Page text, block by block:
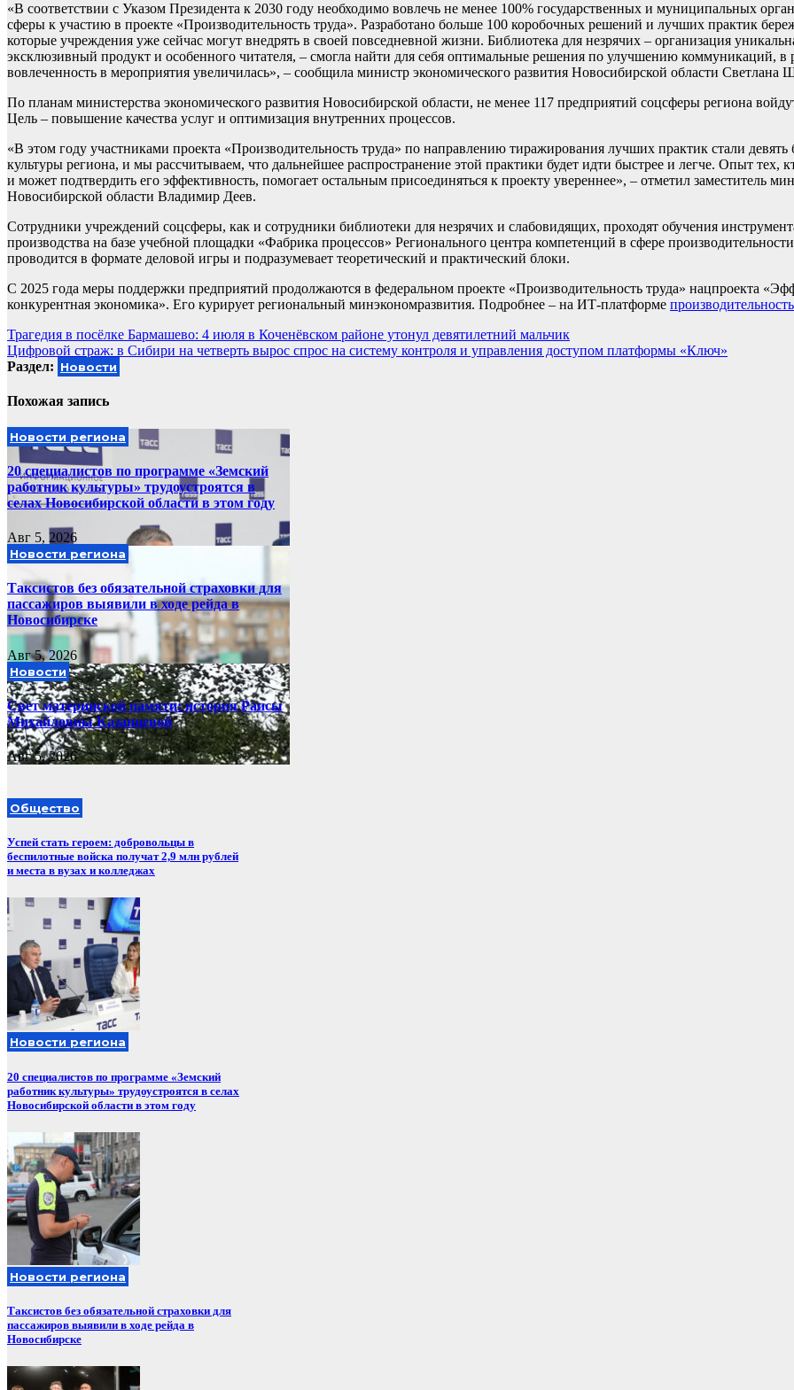
«В соответствии с Указом Президента к 2030 году необходимо вовлечь не менее 100% государственных и муниципальных
сферы к участию в проекте «Производительность труда». Разработано больше 100 коробочных решений и лучших практик
которые учреждения уже сейчас могут внедрять в своей повседневной жизни. Библиотека для незрячих – организация
эксклюзивный продукт и особенного читателя, – смогла найти для себя оптимальные решения по улучшению коммуникаций, в
вовлеченность в мероприятия увеличилась», – сообщила министр экономического развития Новосибирской области Светлана
По планам министерства экономического развития Новосибирской области, не менее 117 предприятий соцсферы региона
Цель – повышение качества услуг и оптимизация внутренних процессов.
«В этом году участниками проекта «Производительность труда» по направлению тиражирования лучших практик стали
культуры региона, и мы рассчитываем, что дальнейшее распространение этой практики будет идти быстрее и легче. Опыт тех,
и может подтвердить его эффективность, помогает остальным присоединяться к проекту увереннее», – отметил заместитель
Новосибирской области Владимир Деев.
Сотрудники учреждений соцсферы, как и сотрудники библиотеки для незрячих и слабовидящих, проходят обучения
производства на базе учебной площадки «Фабрика процессов» Регионального центра компетенций в сфере
проводится в формате деловой игры и подразумевает теоретический и практический блоки.
С 2025 года меры поддержки предприятий продолжаются в федеральном проекте «Производительность труда» нацпроекта
конкурентная экономика». Его курирует региональный минэкономразвития. Подробнее – на ИТ-платформе
Навигация
по
Трагедия в посёлке Бармашево: 4 июля в Коченёвском районе утонул девятилетний мальчик
Цифровой страж: в Сибири на четверть вырос спрос на систему контроля и управления доступом платформы «Ключ»
Раздел: Новости
Похожая запись
Новости региона
20 специалистов по программе «Земский
работник культуры» трудоустроятся в
селах Новосибирской области в этом году
Авг 5, 2026
Новости региона
Таксистов без обязательной страховки для
пассажиров выявили в ходе рейда в
Новосибирске
Авг 5, 2026
Новости
Свет материнской памяти: история Раисы
Михайловны Казанцевой
Авг 5, 2026
Общество
Успей стать героем: добровольцы в
беспилотные войска получат 2,9 млн рублей
и места в вузах и колледжах
Новости региона
20 специалистов по программе «Земский
работник культуры» трудоустроятся в селах
Новосибирской области в этом году
Новости региона
Таксистов без обязательной страховки для
пассажиров выявили в ходе рейда в
Новосибирске